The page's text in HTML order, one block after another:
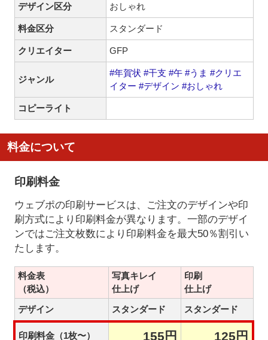
デザイン区分 おしゃれ
料金区分 スタンダード
クリエイター GFP
ジャンル
#年賀状 #干支 #午 #うま #クリエ
イター #デザイン #おしゃれ
コピーライト
料金について
印刷料金
ウェブポの印刷サービスは、ご注文のデザインや印
刷方式により印刷料金が異なります。一部のデザイ
ンではご注文枚数により印刷料金を最大50％割引い
たします。
料金表
（税込）
写真キレイ
仕上げ
印刷
仕上げ
デザイン
スタンダード スタンダード
印刷料金（1枚〜） 155円 125円